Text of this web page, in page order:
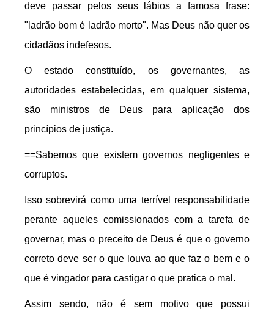
deve passar pelos seus lábios a famosa frase:
"ladrão bom é ladrão morto". Mas Deus não quer os
cidadãos indefesos.
O estado constituído, os governantes, as
autoridades estabelecidas, em qualquer sistema,
são ministros de Deus para aplicação dos
princípios de justiça.
==Sabemos que existem governos negligentes e
corruptos.
Isso sobrevirá como uma terrível responsabilidade
perante aqueles comissionados com a tarefa de
governar, mas o preceito de Deus é que o governo
correto deve ser o que louva ao que faz o bem e o
que é vingador para castigar o que pratica o mal.
Assim sendo, não é sem motivo que possui